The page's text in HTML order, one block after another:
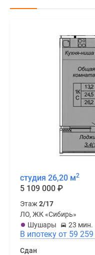
студия 26,20 м2
5 109 000 ₽
Этаж 2/17
ЛО, ЖК «Сибирь»
Шушары
23 мин.
В ипотеку от 59 259
Сдан